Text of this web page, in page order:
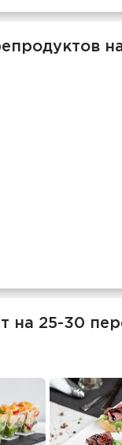
на 25-30